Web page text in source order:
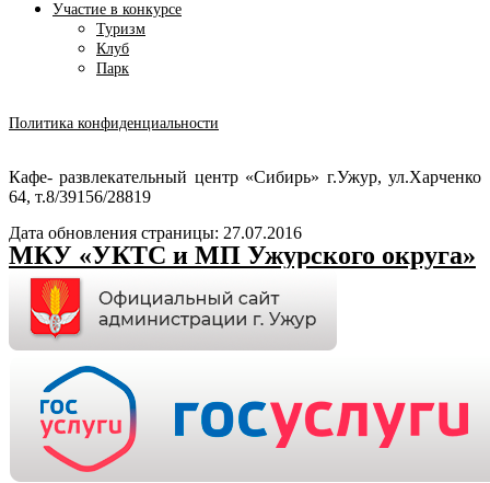
Участие в конкурсе
Туризм
Клуб
Парк
Политика конфиденциальности
Кафе- развлекательный центр «Сибирь» г.Ужур, ул.Харченко
64, т.8/39156/28819
Дата обновления страницы: 27.07.2016
МКУ «УКТС и МП Ужурского округа»